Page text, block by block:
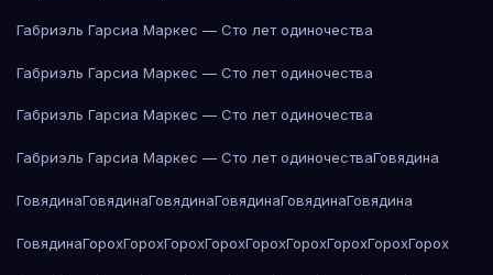
Габриэль Гарсиа Маркес — Сто лет одиночества
Габриэль Гарсиа Маркес — Сто лет одиночества
Габриэль Гарсиа Маркес — Сто лет одиночества
Габриэль Гарсиа Маркес — Сто лет одиночестваГовядина
ГовядинаГовядинаГовядинаГовядинаГовядинаГовядина
ГовядинаГорохГорохГорохГорохГорохГорохГорохГорохГорох